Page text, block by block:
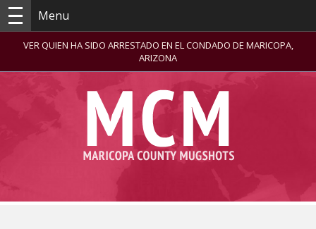
Menu
VER QUIEN HA SIDO ARRESTADO EN EL CONDADO DE MARICOPA,
ARIZONA